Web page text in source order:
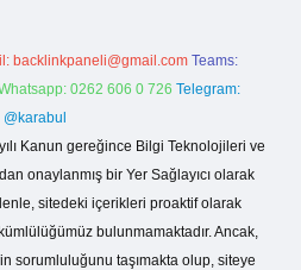
backlinkpaneli@gmail.com Teams:
0262 606 0 726 Telegram:
@karabul
Kanun gereğince Bilgi Teknolojileri ve
onaylanmış bir Yer Sağlayıcı olarak
sitedeki içerikleri proaktif olarak
bulunmamaktadır. Ancak,
sorumluluğunu taşımakta olup, siteye